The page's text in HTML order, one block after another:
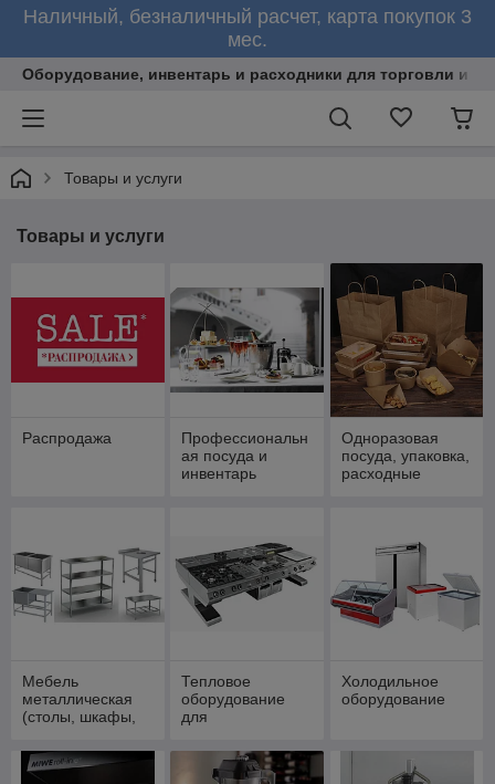
Наличный, безналичный расчет, карта покупок 3
мес.
Оборудование, инвентарь и расходники для торговли и
Товары и услуги
Товары и услуги
Распродажа
Профессиональн
ая посуда и
инвентарь
Одноразовая
посуда, упаковка,
расходные
Мебель
металлическая
(столы, шкафы,
Тепловое
оборудование
для
ой кухни
Холодильное
оборудование